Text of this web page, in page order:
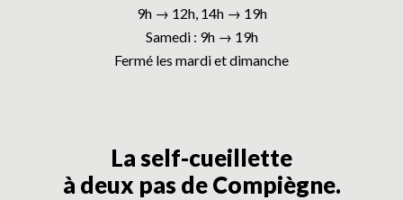
9h → 12h, 14h → 19h
Samedi : 9h → 19h
Fermé les mardi et dimanche
La self-cueillette
à deux pas de Compiègne.